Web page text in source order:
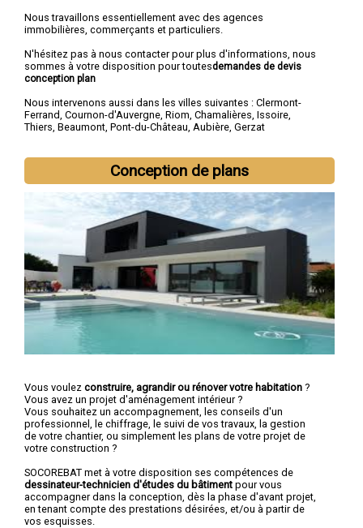
Nous travaillons essentiellement avec des agences
immobilières, commerçants et particuliers.
N'hésitez pas à nous contacter pour plus d'informations, nous
sommes à votre disposition pour toutesdemandes de devis
conception plan
Nous intervenons aussi dans les villes suivantes : Clermont-
Ferrand Cournon-d'Auvergne Riom Chamalières Issoire
Thiers Beaumont Pont-du-Château Aubière Gerzat
Conception de plans
Vous voulez construire, agrandir ou rénover votre habitation ?
Vous avez un projet d'aménagement intérieur ?
Vous souhaitez un accompagnement, les conseils d'un
professionnel, le chiffrage, le suivi de vos travaux, la gestion
de votre chantier, ou simplement les plans de votre projet de
votre construction ?
SOCOREBAT met à votre disposition ses compétences de
dessinateur-technicien d'études du bâtiment pour vous
accompagner dans la conception, dès la phase d'avant projet,
en tenant compte des prestations désirées, et/ou à partir de
vos esquisses.